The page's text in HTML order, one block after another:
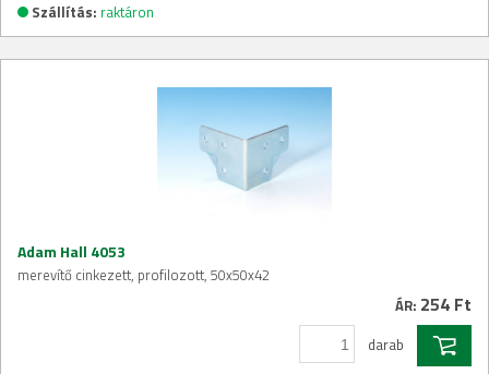
Szállítás: raktáron
Adam Hall 4053
merevítő cinkezett, profilozott, 50x50x42
ÁR: 254 Ft
darab